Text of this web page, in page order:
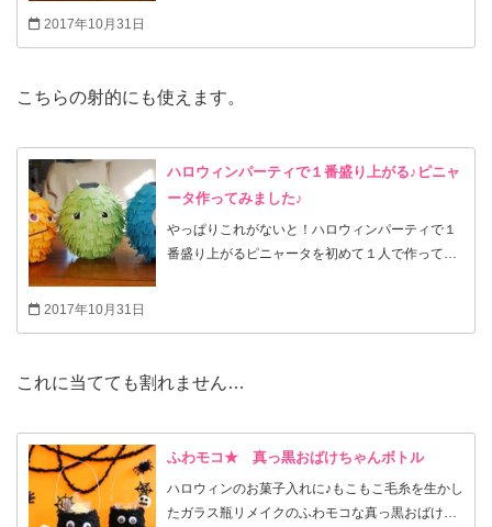
2017年10月31日
こちらの射的にも使えます。
ハロウィンパーティで１番盛り上がる♪ピニャ
ータ作ってみました♪
やっぱりこれがないと！ハロウィンパーティで１
番盛り上がるピニャータを初めて１人で作ってみ
2017年10月31日
これに当てても割れません…
ふわモコ★ 真っ黒おばけちゃんボトル
ハロウィンのお菓子入れに♪もこもこ毛糸を生かし
たガラス瓶リメイクのふわモコな真っ黒おばけち